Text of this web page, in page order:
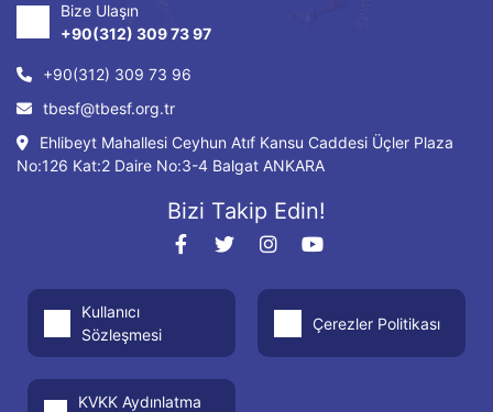
Bize Ulaşın
+90(312) 309 73 97
+90(312) 309 73 96
tbesf@tbesf.org.tr
Ehlibeyt Mahallesi Ceyhun Atıf Kansu Caddesi Üçler Plaza
No:126 Kat:2 Daire No:3-4 Balgat ANKARA
Bizi Takip Edin!
Kullanıcı
Sözleşmesi
Çerezler Politikası
KVKK Aydınlatma